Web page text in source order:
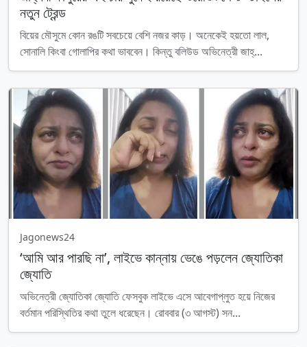
নতুন ট্রেন্ড
বিয়ের মৌসুমে কোন রঙটি সবচেয়ে বেশি নজর কাড়। অনেকেই হয়তো লাল,
সোনালি কিংবা গোলাপির কথা ভাববেন। কিন্তু বলিউড অভিনেত্রী জাহ্...
Jagonews24
‘আমি আর পারছি না’, লাইভে কান্নায় ভেঙে পড়লেন জ্যোতিকা
জ্যোতি
অভিনেত্রী জ্যোতিকা জ্যোতি ফেসবুক লাইভে এসে আবেগাপ্লুত হয়ে নিজের
বর্তমান পরিস্থিতির কথা তুলে ধরেছেন। রোববার (৩ আগস্ট) সন...